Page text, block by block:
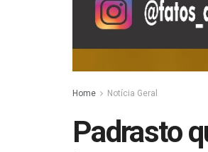
Home Notícia Geral
Padrasto